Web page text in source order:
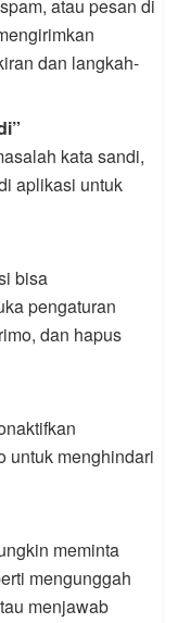
atau pesan di
dan langkah-
kata sandi,
aplikasi untuk
bisa
pengaturan
dan hapus
untuk menghindari
meminta
mengunggah
menjawab